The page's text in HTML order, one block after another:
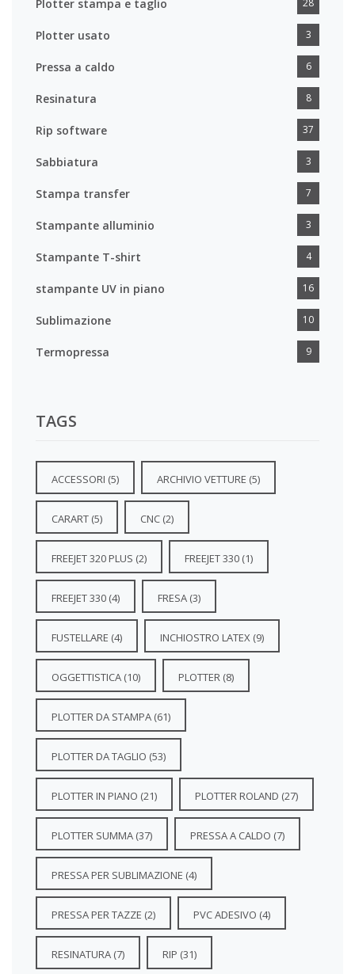
Plotter stampa e taglio 28
Plotter usato 3
Pressa a caldo 6
Resinatura 8
Rip software 37
Sabbiatura 3
Stampa transfer 7
Stampante alluminio 3
Stampante T-shirt 4
stampante UV in piano 16
Sublimazione 10
Termopressa 9
TAGS
ACCESSORI (5) ARCHIVIO VETTURE (5)
CARART (5) CNC (2)
FREEJET 320 PLUS (2) FREEJET 330 (1)
FREEJET 330 (4) FRESA (3)
FUSTELLARE (4) INCHIOSTRO LATEX (9)
OGGETTISTICA (10) PLOTTER (8)
PLOTTER DA STAMPA (61)
PLOTTER DA TAGLIO (53)
PLOTTER IN PIANO (21) PLOTTER ROLAND (27)
PLOTTER SUMMA (37) PRESSA A CALDO (7)
PRESSA PER SUBLIMAZIONE (4)
PRESSA PER TAZZE (2) PVC ADESIVO (4)
RESINATURA (7) RIP (31)